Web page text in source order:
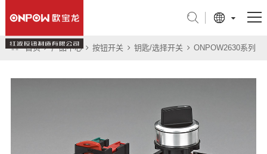
首页 产品中心 按钮开关 钥匙/选择开关 ONPOW2630系列